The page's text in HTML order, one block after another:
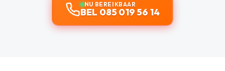
NU BEREIKBAAR
BEL 085 019 56 14